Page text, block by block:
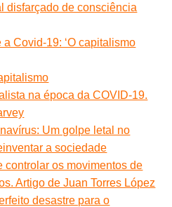
disfarçado de consciência
Covid-19: ‘O capitalismo
na época da COVID-19.
Um golpe letal no
a sociedade
controlar os movimentos de
Artigo de Juan Torres López
desastre para o